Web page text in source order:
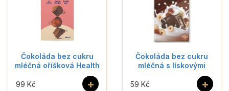
Čokoláda bez cukru
mléčná oříšková Health
+
99 Kč
Čokoláda bez cukru
mléčná s lískovými
+
59 Kč